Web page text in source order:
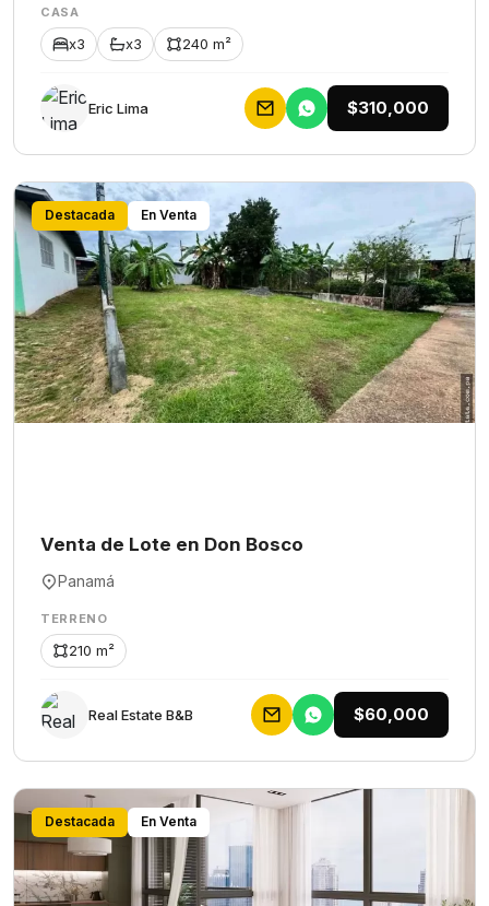
CASA
x3 x3 240 m²
Eric Lima $310,000
Destacada En Venta
Venta de Lote en Don Bosco
Panamá
TERRENO
210 m²
Rеаl Еstаtе В&В $60,000
Destacada En Venta